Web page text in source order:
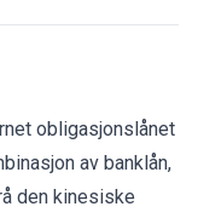
obligasjonslånet
av banklån,
den kinesiske